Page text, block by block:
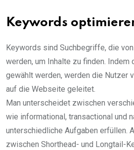
Keywords
Keywords sind Suchbegriffe, die
werden, um Inhalte zu finden.
gewählt werden, werden die Nutzer
auf die Webseite geleitet.
Man unterscheidet zwischen
wie informational, transactional und
unterschiedliche Aufgaben erfüllen.
zwischen Shorthead- und Longtail-